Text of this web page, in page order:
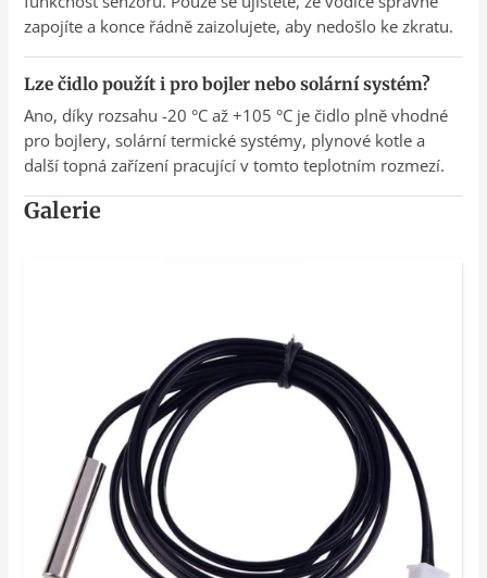
zapojíte a konce řádně zaizolujete, aby nedošlo ke zkratu.
Lze čidlo použít i pro bojler nebo solární systém?
Ano, díky rozsahu -20 °C až +105 °C je čidlo plně vhodné
pro bojlery, solární termické systémy, plynové kotle a
další topná zařízení pracující v tomto teplotním rozmezí.
Galerie